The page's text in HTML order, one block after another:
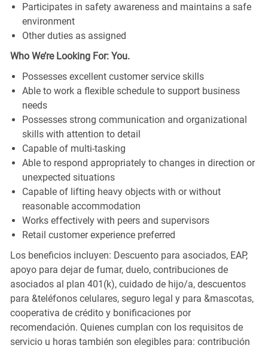
Participates in safety awareness and maintains a safe
environment
Other duties as assigned
Who We’re Looking For: You.
Possesses excellent customer service skills
Able to work a flexible schedule to support business
needs
Possesses strong communication and organizational
skills with attention to detail
Capable of multi-tasking
Able to respond appropriately to changes in direction or
unexpected situations
Capable of lifting heavy objects with or without
reasonable accommodation
Works effectively with peers and supervisors
Retail customer experience preferred
Los beneficios incluyen: Descuento para asociados, EAP,
apoyo para dejar de fumar, duelo, contribuciones de
asociados al plan 401(k), cuidado de hijo/a, descuentos
para &teléfonos celulares, seguro legal y para &mascotas,
cooperativa de crédito y bonificaciones por
recomendación. Quienes cumplan con los requisitos de
servicio u horas también son elegibles para: contribución